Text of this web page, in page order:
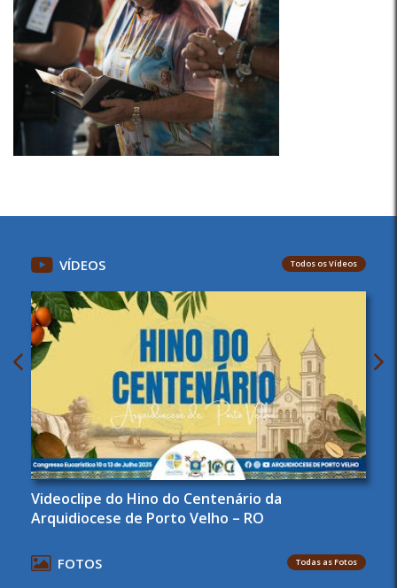
VÍDEOS Todos os Vídeos
Videoclipe do Hino do Centenário da
Arquidiocese de Porto Velho – RO
FOTOS Todas as Fotos